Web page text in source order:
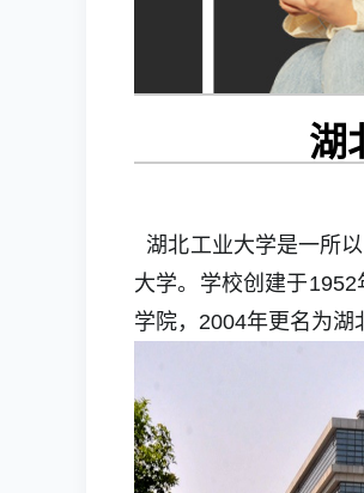
湖
湖北工业大学是一所
大学。学校创建于
学院，2004年更名为湖